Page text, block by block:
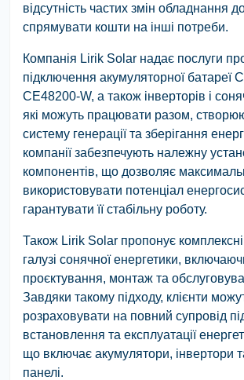
відсутність частих змін обладнання
спрямувати кошти на інші потреби.
Компанія Lirik Solar надає послуги
підключення акумуляторної батареї
CE48200-W, а також інверторів і
які можуть працювати разом,
систему генерації та зберігання
компанії забезпечують належну
компонентів, що дозволяє
використовувати потенціал
гарантувати її стабільну роботу.
Також Lirik Solar пропонує
галузі сонячної енергетики,
проєктування, монтаж та
Завдяки такому підходу, клієнти
розраховувати на повний супровід
встановлення та експлуатації
що включає акумулятори, інвертори
панелі.